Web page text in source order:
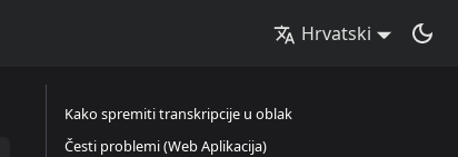
Hrvatski
Kako spremiti transkripcije u oblak
Česti problemi (Web Aplikacija)